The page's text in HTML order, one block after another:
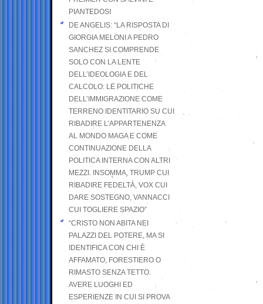
PIANTEDOSI
DE ANGELIS: “LA RISPOSTA DI
GIORGIA MELONI A PEDRO
SANCHEZ SI COMPRENDE
SOLO CON LA LENTE
DELL’IDEOLOGIA E DEL
CALCOLO: LE POLITICHE
DELL’IMMIGRAZIONE COME
TERRENO IDENTITARIO SU CUI
RIBADIRE L’APPARTENENZA
AL MONDO MAGA E COME
CONTINUAZIONE DELLA
POLITICA INTERNA CON ALTRI
MEZZI. INSOMMA, TRUMP CUI
RIBADIRE FEDELTÀ, VOX CUI
DARE SOSTEGNO, VANNACCI
CUI TOGLIERE SPAZIO”
“CRISTO NON ABITA NEI
PALAZZI DEL POTERE, MA SI
IDENTIFICA CON CHI È
AFFAMATO, FORESTIERO O
RIMASTO SENZA TETTO.
AVERE LUOGHI ED
ESPERIENZE IN CUI SI PROVA